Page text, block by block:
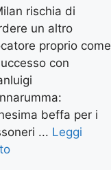
rischia di
un altro
proprio come
con
beffa per i
... Leggi